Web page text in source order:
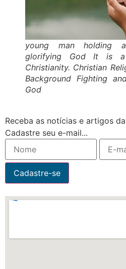
young man holding
glorifying God It is
Christianity. Christian
Background Fighting
God
Receba as notícias e artigos
Cadastre seu e-mail...